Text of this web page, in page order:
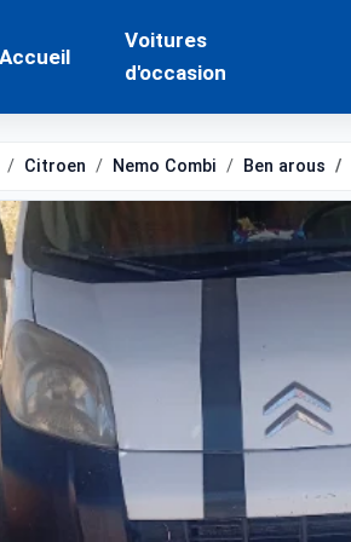
Accueil
Voitures
d'occasion
Citroen Nemo Combi Ben arous